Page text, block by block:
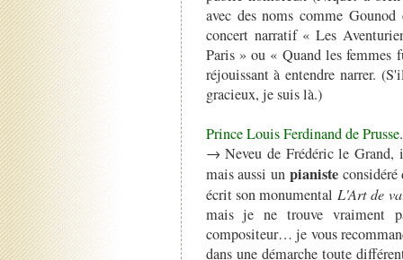
avec des noms comme
concert narratif « Les
Paris » ou « Quand les femmes
réjouissant à entendre narrer.
gracieux, je suis là.)
Prince Louis Ferdinand de Prusse.
→ Neveu de Frédéric le
mais aussi un pianisteconsidéré
écrit son monumental L'Art de
mais je ne trouve vraiment
compositeur… je vous
dans une démarche toute